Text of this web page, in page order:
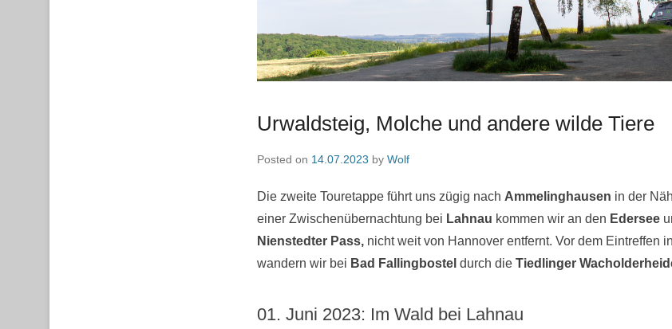
Urwaldsteig, Molche und andere wilde Tiere
Posted on 14.07.2023 by Wolf
Die zweite Touretappe führt uns zügig nach Ammelinghausen in der
einer Zwischenübernachtung bei Lahnau kommen wir an den Edersee
Nienstedter Pass, nicht weit von Hannover entfernt. Vor dem Eintreffen in
wandern wir bei Bad Fallingbostel durch die Tiedlinger
01. Juni 2023: Im Wald bei Lahnau